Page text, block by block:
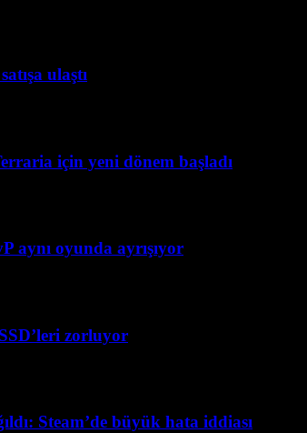
ulaştı
için yeni dönem başladı
aynı oyunda ayrışıyor
zorluyor
Steam’de büyük hata iddiası